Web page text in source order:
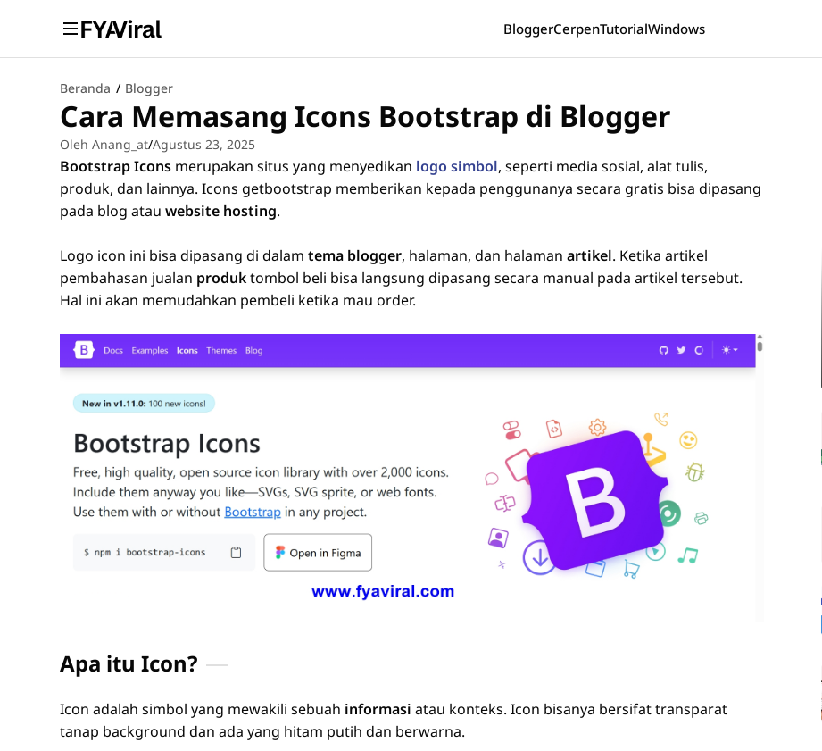
BloggerCerpenTutorialWindows
Beranda / Blogger
Cara Memasang Icons Bootstrap di Blogger
Oleh Anang_at/Agustus 23, 2025
Bootstrap Icons merupakan situs yang menyedikan logo simbol, seperti media sosial, alat tulis,
produk, dan lainnya. Icons getbootstrap memberikan kepada penggunanya secara gratis bisa dipasang
pada blog atauwebsite hosting.
Logo icon ini bisa dipasang di dalamtema blogger, halaman, dan halamanartikel. Ketika artikel
pembahasan jualan produktombol beli bisa langsung dipasang secara manual pada artikel tersebut.
Hal ini akan memudahkan pembeli ketika mau order.
Apa itu Icon?
Icon adalah simbol yang mewakili sebuah informasi atau konteks. Icon bisanya bersifat transparat
tanap background dan ada yang hitam putih dan berwarna.